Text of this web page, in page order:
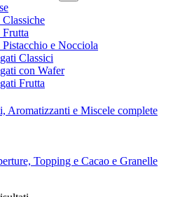
Classiche
Frutta
Pistacchio e Nocciola
Classici
con Wafer
Frutta
Aromatizzanti e Miscele complete
Topping e Cacao e Granelle